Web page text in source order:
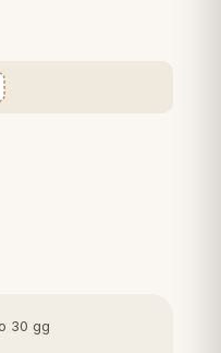
con Imbottitura
30 gg